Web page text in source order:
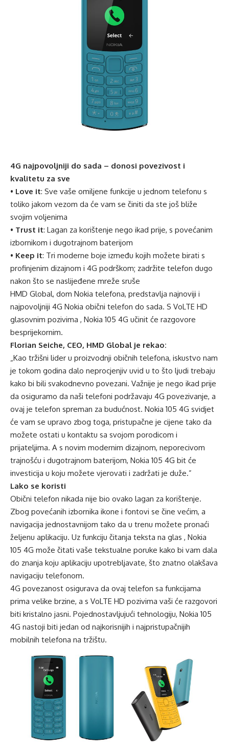
4G najpovoljniji do sada – donosi povezivost i
kvalitetu za sve
• Love it: Sve vaše omiljene funkcije u jednom telefonu s
toliko jakom vezom da će vam se činiti da ste još bliže
svojim voljenima
• Trust it: Lagan za korištenje nego ikad prije, s povećanim
izbornikom i dugotrajnom baterijom
• Keep it: Tri moderne boje između kojih možete birati s
profinjenim dizajnom i 4G podrškom; zadržite telefon dugo
nakon što se naslijeđene mreže sruše
HMD Global, dom Nokia telefona, predstavlja najnoviji i
najpovoljniji 4G Nokia obični telefon do sada. S VoLTE HD
glasovnim pozivima , Nokia 105 4G učinit će razgovore
besprijekornim.
Florian Seiche, CEO, HMD Global je rekao:
„Kao tržišni lider u proizvodnji običnih telefona, iskustvo nam
je tokom godina dalo neprocjenjiv uvid u to što ljudi trebaju
kako bi bili svakodnevno povezani. Važnije je nego ikad prije
da osiguramo da naši telefoni podržavaju 4G povezivanje, a
ovaj je telefon spreman za budućnost. Nokia 105 4G svidjet
će vam se upravo zbog toga, pristupačne je cijene tako da
možete ostati u kontaktu sa svojom porodicom i
prijateljima. A s novim modernim dizajnom, neporecivom
trajnošću i dugotrajnom baterijom, Nokia 105 4G bit će
investicija u koju možete vjerovati i zadržati je duže.”
Lako se koristi
Obični telefon nikada nije bio ovako lagan za korištenje.
Zbog povećanih izbornika ikone i fontovi se čine većim, a
navigacija jednostavnijom tako da u trenu možete pronaći
željenu aplikaciju. Uz funkciju čitanja teksta na glas , Nokia
105 4G može čitati vaše tekstualne poruke kako bi vam dala
do znanja koju aplikaciju upotrebljavate, što znatno olakšava
navigaciju telefonom.
4G povezanost osigurava da ovaj telefon sa funkcijama
prima velike brzine, a s VoLTE HD pozivima vaši će razgovori
biti kristalno jasni. Pojednostavljujući tehnologiju, Nokia 105
4G nastoji biti jedan od najkorisnijih i najpristupačnijih
mobilnih telefona na tržištu.